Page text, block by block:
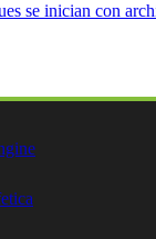
se inician con